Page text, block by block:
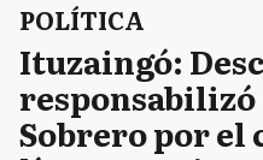
POLÍTICA
Ituzaingó:
responsabilizó
Sobrero por el